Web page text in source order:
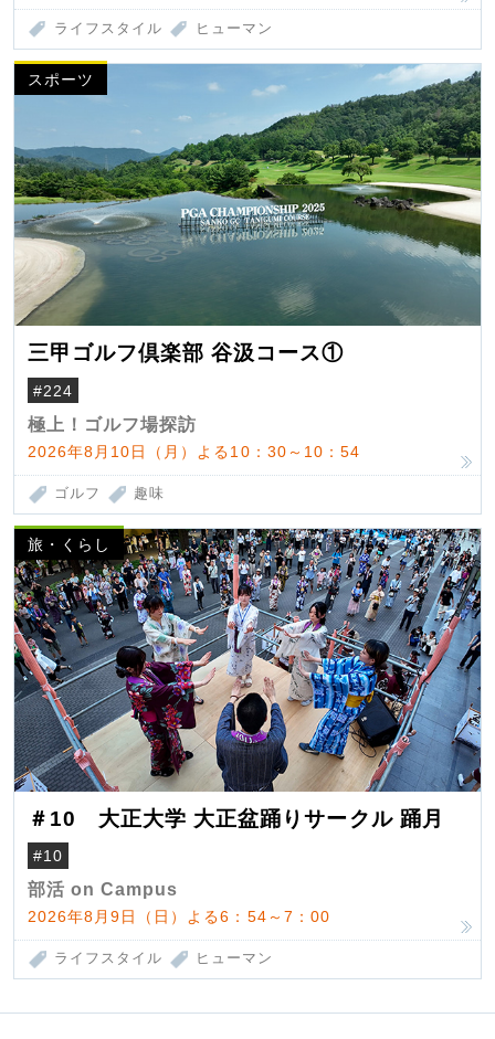
ライフスタイル ヒューマン
スポーツ
三甲ゴルフ倶楽部 谷汲コース①
#224
極上！ゴルフ場探訪
2026年8月10日（月）よる10：30～10：54
ゴルフ 趣味
旅・くらし
＃10 大正大学 大正盆踊りサークル 踊月
#10
部活 on Campus
2026年8月9日（日）よる6：54～7：00
ライフスタイル ヒューマン